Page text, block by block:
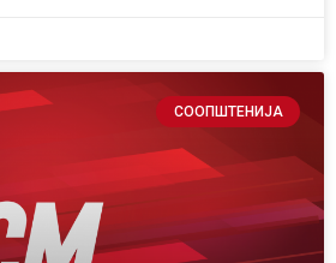
СООПШТЕНИЈА